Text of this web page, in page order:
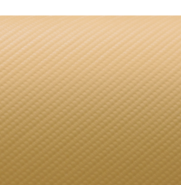
折疊桌椅
戶外高溫作業防護補助
close